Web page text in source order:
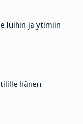
luihin ja ytimiin
hänen